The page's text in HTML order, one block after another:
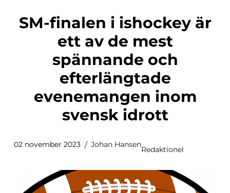
SM-finalen i ishockey är
ett av de mest
spännande och
efterlängtade
evenemangen inom
svensk idrott
02 november 2023 Johan Hansen
Redaktionel